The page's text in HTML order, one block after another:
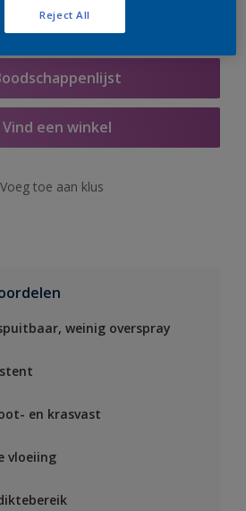
Vind een winkel
Voeg toe aan klus
weinig overspray
en krasvast
vloeiing
Reject All